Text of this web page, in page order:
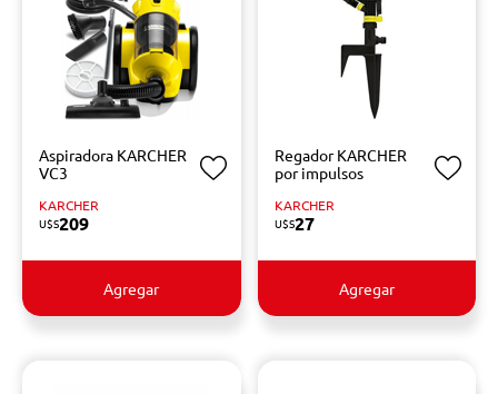
Aspiradora KARCHER
VC3
KARCHER
U$S209
Agregar
Regador KARCHER
por impulsos
KARCHER
U$S27
Agregar